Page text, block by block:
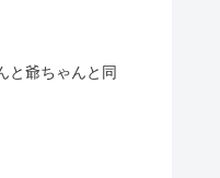
と爺ちゃんと同